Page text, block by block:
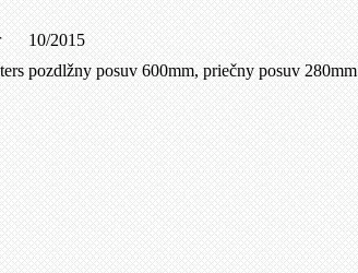
10/2015
pozdlžny posuv 600mm, priečny posuv 280mm